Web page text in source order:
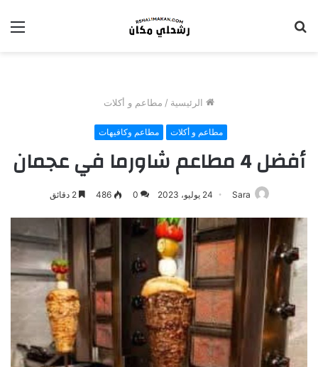
الرئيسية / مطاعم و أكلات
مطاعم و أكلات مطاعم وكافيهات
أفضل 4 مطاعم شاورما في عجمان
Sara 24 يوليو، 2023 0
486 2 دقائق